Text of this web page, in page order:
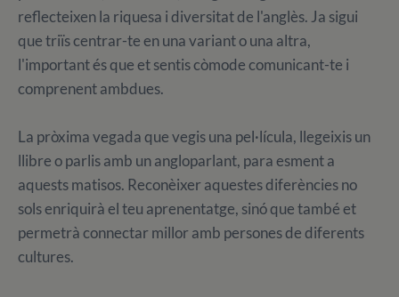
reflecteixen la riquesa i diversitat de l'anglès. Ja sigui
que triïs centrar-te en una variant o una altra,
l'important és que et sentis còmode comunicant-te i
comprenent ambdues.
La pròxima vegada que vegis una pel·lícula, llegeixis un
llibre o parlis amb un angloparlant, para esment a
aquests matisos. Reconèixer aquestes diferències no
sols enriquirà el teu aprenentatge, sinó que també et
permetrà connectar millor amb persones de diferents
cultures.